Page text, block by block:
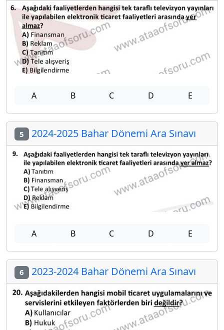
A B C D E
5 2024-2025 Bahar Dönemi Ara Sınavı
A B C D E
6 2023-2024 Bahar Dönemi Ara Sınavı